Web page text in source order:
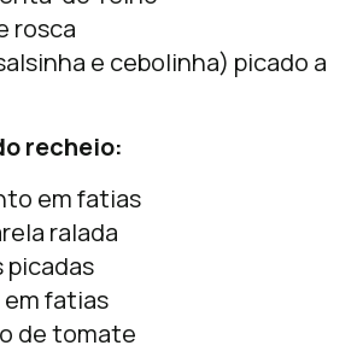
rosca
e cebolinha) picado a
recheio:
em fatias
ralada
picadas
fatias
de tomate